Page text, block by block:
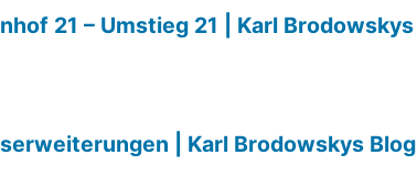
21 – Umstieg 21 | Karl Brodowskys
| Karl Brodowskys Blog